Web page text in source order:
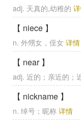
adj. 天真的,幼稚的
【 niece 】
n. 外甥女，侄女 详情
【 near 】
adj. 近的；亲近的；
【 nickname 】
n. 绰号；昵称 详情